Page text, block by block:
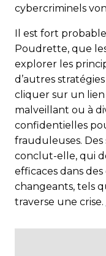
cybercriminels
Il est fort
Poudrette, que
explorer les
d’autres
cliquer sur un lien
malveillant ou à
confidentielles
frauduleuses.
conclut-elle, qui
efficaces dans
changeants, tels
traverse une crise.